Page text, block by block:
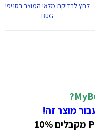
לחץלבדיקת מלאי המוצר בסניפי
BUG
מוצר זה!
חברי מועדון במעמד PRO מקבלים 10%